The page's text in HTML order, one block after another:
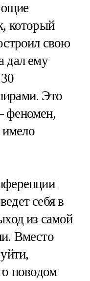
который
свою
дал ему
Это
феномен,
имело
себя в
из самой
Вместо
поводом